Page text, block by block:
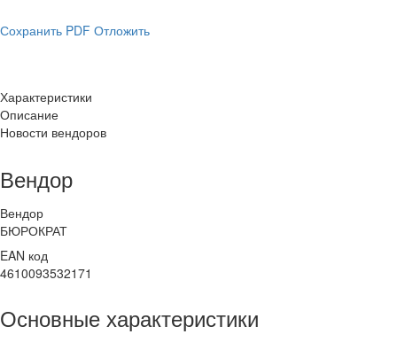
Сохранить PDF Отложить
Характеристики
Описание
Новости вендоров
Вендор
Вендор
БЮРОКРАТ
EAN код
4610093532171
Основные характеристики